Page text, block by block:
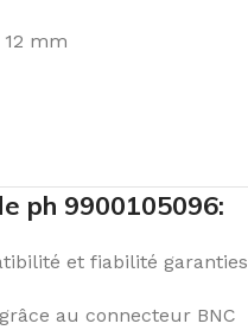
mm
ph 9900105096:
et fiabilité garanties
grâce au connecteur BNC